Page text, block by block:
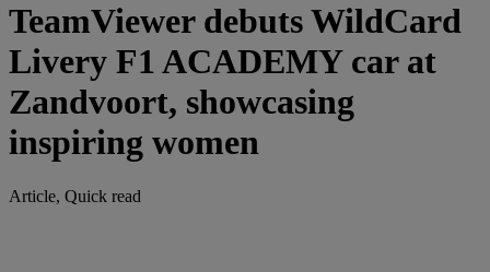
TeamViewer debuts WildCard
Livery F1 ACADEMY car at
Zandvoort, showcasing
inspiring women
Article, Quick read